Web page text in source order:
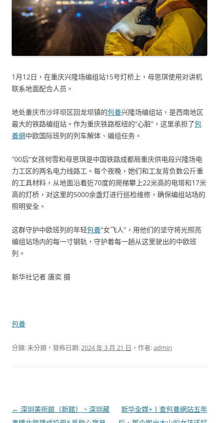
1月12日，在重庆兴隆场编组站15号灯桥上，母思琪使用对讲机
联系地面配合人员。
地处重庆市沙坪坝区回龙坝镇的包養兴隆场编组站，是西南地区
最大的铁路编组站。作为重庆铁路枢纽的“心脏”，这里承担了包
養網中欧国际班列的列车解体、编组任务。
“00后”女孩何雪和母思琪是中国铁路成都局重庆供电段兴隆场电
力工区的两名电力线路工。每个夜晚，她们和工友背负数公斤重
的工具材料，从地面沿着近70度的爬梯攀上22米高的电塔和17米
高的灯桥，对这里的5000余盏灯进行巡检维修，确保编组站场的
照明安全。
这群守护中欧班列的年轻包養“女飞人”，用他们的坚守将光照亮
编组站场内的每一寸钢轨，守护着每一趟从这里驶出的中欧班
列。
新华社记者 唐奕 摄
包養
分類: 未分類，發佈日期:2024 年 3 月 21 日 ，作者:admin
文
← 深圳美術館（新館）、深圳藏
新华全媒+丨查包養網站五年